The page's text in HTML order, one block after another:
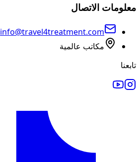
معلومات الاتصال
info@travel4treatment.com
مكاتب عالمية
تابعنا